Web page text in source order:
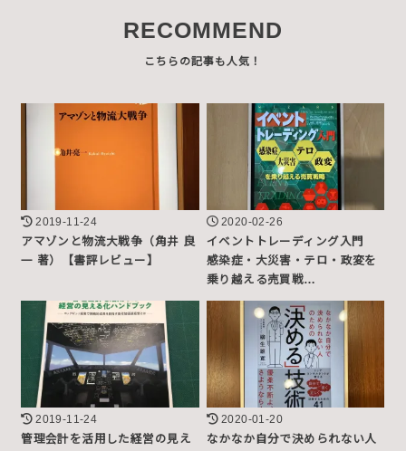
RECOMMEND
2019-11-24
アマゾンと物流大戦争（角井 良
一 著）【書評レビュー】
2020-02-26
イベントトレーディング入門
感染症・大災害・テロ・政変を
乗り越える売買戦…
2019-11-24
管理会計を活用した経営の見え
2020-01-20
なかなか自分で決められない人